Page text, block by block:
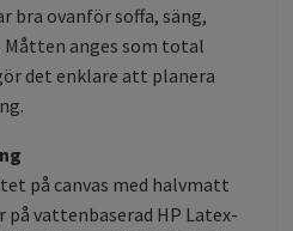
bra ovanför soffa, säng,
anges som total
det enklare att planera
på canvas med halvmatt
vattenbaserad HP Latex-